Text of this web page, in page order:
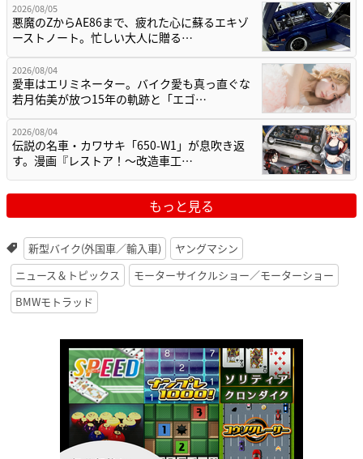
2026/08/05
悪魔のZからAE86まで、疲れた心に蘇るエキゾ
ーストノート。忙しい大人に贈る…
2026/08/04
愛車はエリミネーター。バイク愛も真っ直ぐな
若月佑美が放つ15年の軌跡と「エゴ…
2026/08/04
伝説の名車・カワサキ「650-W1」が息吹き返
す。漫画『レストア！～改造車工…
もっと見る
新型バイク(外国車／輸入車)
ヤングマシン
ニュース＆トピックス
モーターサイクルショー／モーターショー
BMWモトラッド